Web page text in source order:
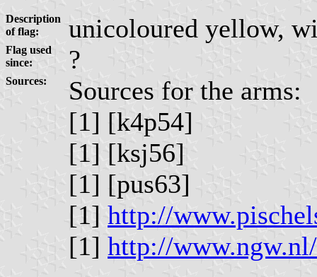
Description
of flag:
unicoloured yellow,
Flag used
since:
?
Sources:
Sources for the arms:
[1] [k4p54]
[1] [ksj56]
[1] [pus63]
[1] http://
[1] http://